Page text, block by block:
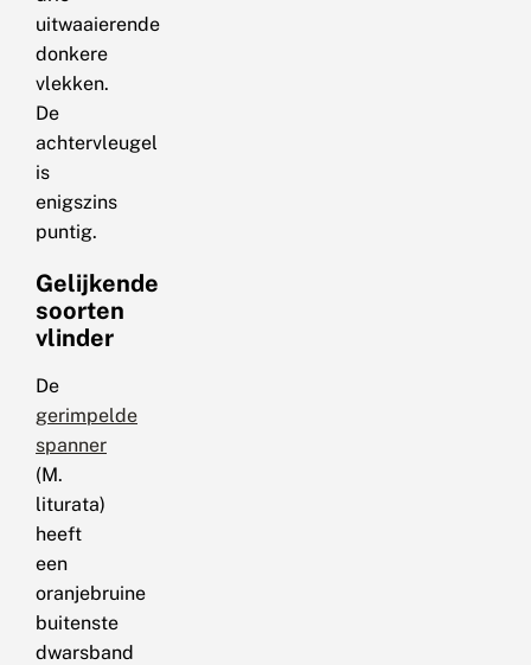
uitwaaierende
donkere
vlekken.
De
achtervleugel
is
enigszins
puntig.
Gelijkende
soorten
vlinder
De
gerimpelde
spanner
(M.
liturata)
heeft
een
oranjebruine
buitenste
dwarsband